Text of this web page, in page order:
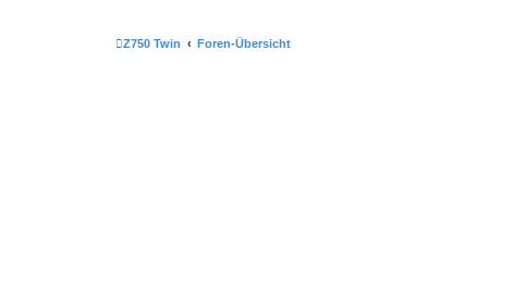
B
e
Z750 Twin Foren-Übersicht